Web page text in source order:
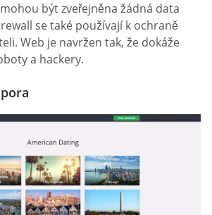
být zveřejněna žádná data
se také používají k ochraně
Web je navržen tak, že dokáže
a hackery.